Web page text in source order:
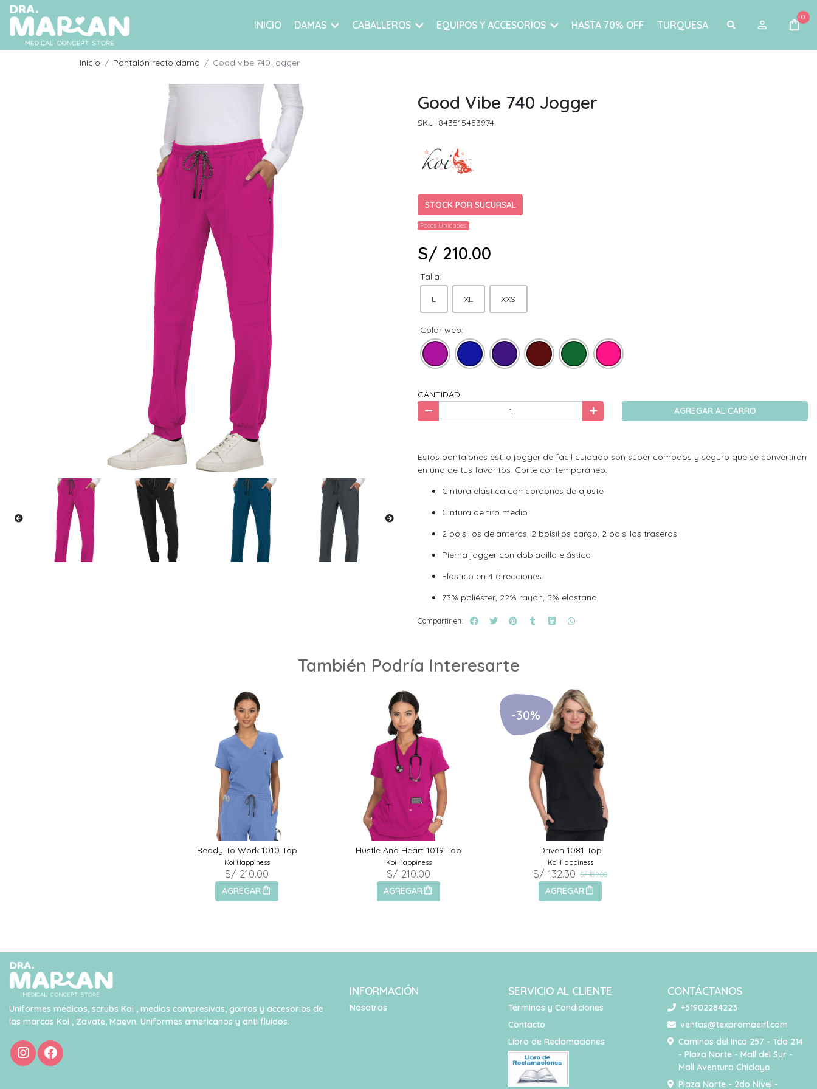
INICIO DAMAS CABALLEROS EQUIPOS Y ACCESORIOS HASTA 70% OFF TURQUESA
0
Inicio Pantalón recto dama Good vibe 740 jogger
Good Vibe 740 Jogger
SKU: 843515453974
STOCK POR SUCURSAL
Pocas Unidades.
S/ 210.00
Talla:
L XL XXS
Color web:
CANTIDAD
AGREGAR AL CARRO
Estos pantalones estilo jogger de fácil cuidado son súper cómodos y seguro que se convertirán
en uno de tus favoritos. Corte contemporáneo.
Cintura elástica con cordones de ajuste
Cintura de tiro medio
2 bolsillos delanteros, 2 bolsillos cargo, 2 bolsillos traseros
Pierna jogger con dobladillo elástico
Elástico en 4 direcciones
73% poliéster, 22% rayón, 5% elastano
Compartir en:
También Podría Interesarte
Ready To Work 1010 Top
Koi Happiness
S/ 210.00
AGREGAR
Hustle And Heart 1019 Top
Koi Happiness
S/ 210.00
AGREGAR
-30%
Driven 1081 Top
Koi Happiness
S/ 189.00
S/ 132.30
AGREGAR
Uniformes médicos, scrubs Koi , medias compresivas, gorros y accesorios de
las marcas Koi , Zavate, Maevn. Uniformes americanos y anti fluidos.
INFORMACIÓN
Nosotros
SERVICIO AL CLIENTE
Términos y Condiciones
Contacto
Libro de Reclamaciones
CONTÁCTANOS
+51902284223
ventas@texpromaeirl.com
Caminos del Inca 257 - Tda 214
- Plaza Norte - Mall del Sur -
Mall Aventura Chiclayo
Plaza Norte - 2do Nivel -